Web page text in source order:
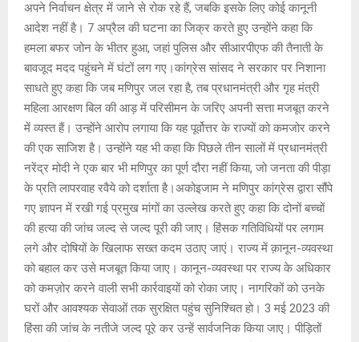
अपने निर्वाचन क्षेत्र में जाने से रोक रहे हैं, जबकि इसके लिए कोई कानूनी
आदेश नहीं है। 7 अप्रैल की घटना का जिक्र करते हुए उन्होंने कहा कि
हमला बफर जोन के भीतर हुआ, जहां पुलिस और सीआरपीएफ की तैनाती के
बावजूद मदद पहुंचने में घंटों लग गए।कांग्रेस सांसद ने सरकार पर निशाना
साधते हुए कहा कि जब मणिपुर जल रहा है, तब प्रधानमंत्री और गृह मंत्री
महिला आरक्षण बिल की आड़ में परिसीमन के जरिए अपनी सत्ता मजबूत करने
में व्यस्त हैं। उन्होंने आरोप लगाया कि यह पूर्वोत्तर के राज्यों को कमजोर करने
की एक साजिश है। उन्होंने यह भी कहा कि पिछले तीन सालों में प्रधानमंत्री
नरेंद्र मोदी ने एक बार भी मणिपुर का पूर्ण दौरा नहीं किया, जो जनता की पीड़ा
के प्रति लापरवाह रवैये को दर्शाता है।अकोइजाम ने मणिपुर कांग्रेस द्वारा सौंपे
गए ज्ञापन में रखी गई प्रमुख मांगों का उल्लेख करते हुए कहा कि दोनों बच्चों
की हत्या की जांच जल्द से जल्द पूरी की जाए। हिंसक गतिविधियों पर लगाम
लगे और दोषियों के खिलाफ सख्त कदम उठाए जाएं। राज्य में क़ानून-व्यवस्था
को बहाल कर उसे मजबूत किया जाए। कानून-व्यवस्था पर राज्य के अधिकार
को कमज़ोर करने वाली सभी कार्रवाइयों को रोका जाए। नागरिकों को उनके
घरों और आवश्यक सेवाओं तक सुरक्षित पहुंच सुनिश्चित हो। 3 मई 2023 की
हिंसा की जांच के नतीजे जल्द पूरे कर उन्हें सार्वजनिक किया जाए। पीड़ितों